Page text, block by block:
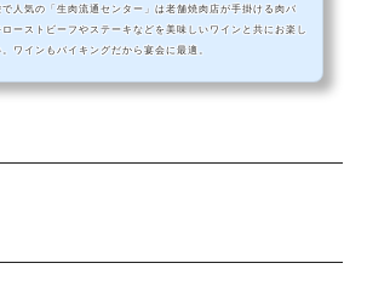
で人気の「生肉流通センター」は老舗焼肉店が手掛ける肉バ
ーストビーフやステーキなどを美味しいワインと共にお楽し
ワインもバイキングだから宴会に最適。